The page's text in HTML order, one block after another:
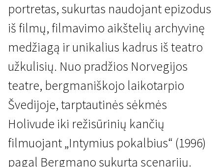
Liv Ullmann iš arčiau
Liv Ullmann - scenos iš
gyvenimo
1 val. 17 min. | Dokumentinis | N/A
portretas, sukurtas naudojant epizodus
iš filmų, filmavimo aikštelių archyvinę
medžiagą ir unikalius kadrus iš teatro
užkulisių. Nuo pradžios Norvegijos
teatre, bergmaniškojo laikotarpio
Švedijoje, tarptautinės sėkmės
Holivude iki režisūrinių kančių
filmuojant „Intymius pokalbius“ (1996)
pagal Bergmano sukurtą scenarijų.